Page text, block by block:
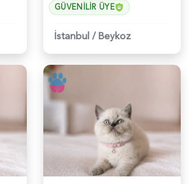
GÜVENILIR ÜYE
İstanbul /Beykoz